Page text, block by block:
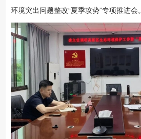
环境突出问题整改“夏季攻势”专项推进会。